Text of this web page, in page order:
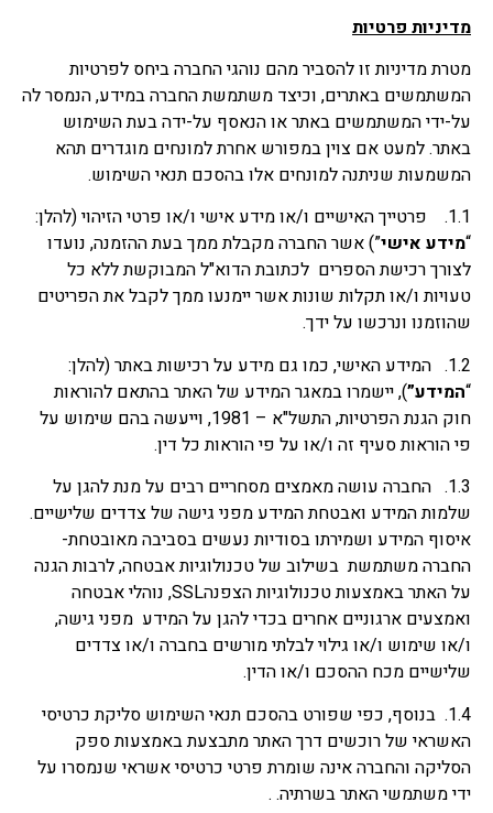
מדיניות פרטיות
מטרת מדיניות זו להסביר מהם נוהגי החברה ביחס לפרטיות
המשתמשים באתרים, וכיצד משתמשת החברה במידע, הנמסר לה
על-ידי המשתמשים באתר או הנאסף על-ידה בעת השימוש
באתר. למעט אם צוין במפורש אחרת למונחים מוגדרים תהא
המשמעות שניתנה למונחים אלו בהסכם תנאי השימוש.
1.1. פרטייך האישיים ו/או מידע אישי ו/או פרטי הזיהוי (להלן:
“מידע אישי”) אשר החברה מקבלת ממך בעת ההזמנה, נועדו
לצורך רכישת הספרים לכתובת הדוא"ל המבוקשת ללא כל
טעויות ו/או תקלות שונות אשר יימנעו ממך לקבל את הפריטים
שהוזמנו ונרכשו על ידך.
1.2. המידע האישי, כמו גם מידע על רכישות באתר (להלן:
“המידע”), יישמרו במאגר המידע של האתר בהתאם להוראות
חוק הגנת הפרטיות, התשל"א – 1981, וייעשה בהם שימוש על
פי הוראות סעיף זה ו/או על פי הוראות כל דין.
1.3. החברה עושה מאמצים מסחריים רבים על מנת להגן על
שלמות המידע ואבטחת המידע מפני גישה של צדדים שלישיים.
איסוף המידע ושמירתו בסודיות נעשים בסביבה מאובטחת-
החברה משתמשת בשילוב של טכנולוגיות אבטחה, לרבות הגנה
על האתר באמצעות טכנולוגיות הצפנהSSL, נוהלי אבטחה
ואמצעים ארגוניים אחרים בכדי להגן על המידע מפני גישה,
ו/או שימוש ו/או גילוי לבלתי מורשים בחברה ו/או צדדים
שלישיים מכח ההסכם ו/או הדין.
1.4. בנוסף, כפי שפורט בהסכם תנאי השימוש סליקת כרטיסי
האשראי של רוכשים דרך האתר מתבצעת באמצעות ספק
הסליקה והחברה אינה שומרת פרטי כרטיסי אשראי שנמסרו על
ידי משתמשי האתר בשרתיה. .